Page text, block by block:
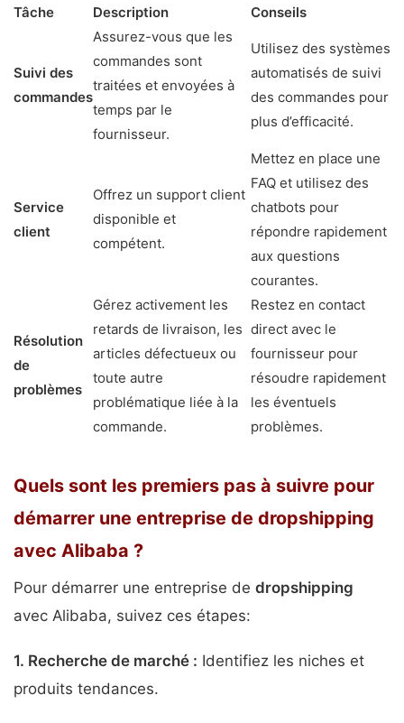
Tâche Description Conseils
Suivi des
commandes
Assurez-vous que les
commandes sont
traitées et envoyées à
temps par le
fournisseur.
Utilisez des systèmes
automatisés de suivi
des commandes pour
plus d’efficacité.
Service
client
Offrez un support client
disponible et
compétent.
Mettez en place une
FAQ et utilisez des
chatbots pour
répondre rapidement
aux questions
courantes.
Résolution
de
problèmes
Gérez activement les
retards de livraison, les
articles défectueux ou
toute autre
problématique liée à la
commande.
Restez en contact
direct avec le
fournisseur pour
résoudre rapidement
les éventuels
problèmes.
Quels sont les premiers pas à suivre pour
démarrer une entreprise de dropshipping
avec Alibaba ?
Pour démarrer une entreprise de dropshipping
avec Alibaba, suivez ces étapes:
1. Recherche de marché : Identifiez les niches et
produits tendances.